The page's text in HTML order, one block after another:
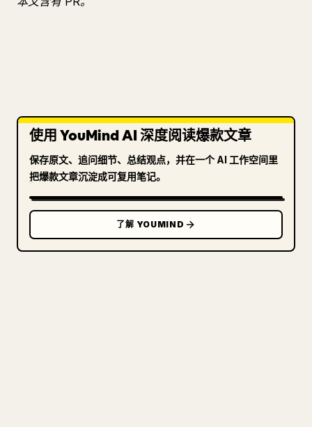
使用 YouMind AI 深度阅读爆款文章
保存原文、追问细节、总结观点，并在一个 AI 工作空间里
把爆款文章沉淀成可复用笔记。
了解 YOUMIND